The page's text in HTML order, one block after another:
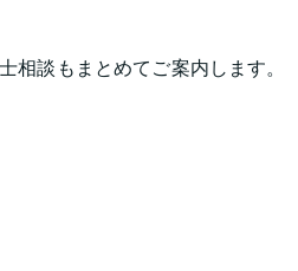
相談もまとめてご案内します。